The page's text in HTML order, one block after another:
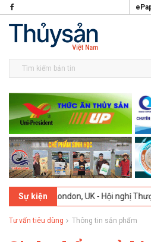
Sự kiện
London, UK - Hội nghị Thượng
Tư vấn tiêu dùng Thông tin sản phẩm